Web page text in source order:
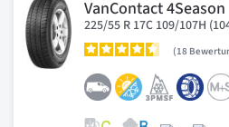
VanContact 4Season
225/55 R 17C 109/107H
18